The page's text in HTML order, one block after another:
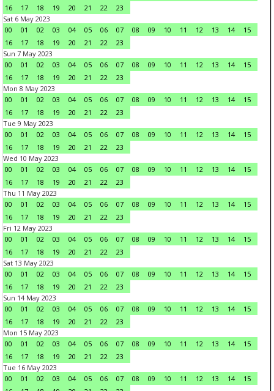
16
17 18 19 20 21 22
23
Sat 6 May 2023
00
01 02 03 04 05 06 07 08 09 10 11 12 13 14
15
16
17 18 19 20 21 22
23
Sun 7 May 2023
00
01 02 03 04 05 06 07 08 09 10 11 12 13 14
15
16
17 18 19 20 21 22
23
Mon 8 May 2023
00
01 02 03 04 05 06 07 08 09 10 11 12 13 14
15
16
17 18 19 20 21 22
23
Tue 9 May 2023
00
01 02 03 04 05 06 07 08 09 10 11 12 13 14
15
16
17 18 19 20 21 22
23
Wed 10 May 2023
00
01 02 03 04 05 06 07 08 09 10 11 12 13 14
15
16
17 18 19 20 21 22
23
Thu 11 May 2023
00
01 02 03 04 05 06 07 08 09 10 11 12 13 14
15
16
17 18 19 20 21 22
23
Fri 12 May 2023
00
01 02 03 04 05 06 07 08 09 10 11 12 13 14
15
16
17 18 19 20 21 22
23
Sat 13 May 2023
00
01 02 03 04 05 06 07 08 09 10 11 12 13 14
15
16
17 18 19 20 21 22
23
Sun 14 May 2023
00
01 02 03 04 05 06 07 08 09 10 11 12 13 14
15
16
17 18 19 20 21 22
23
Mon 15 May 2023
00
01 02 03 04 05 06 07 08 09 10 11 12 13 14
15
16
17 18 19 20 21 22
23
Tue 16 May 2023
00
01 02 03 04 05 06 07 08 09 10 11 12 13 14
15